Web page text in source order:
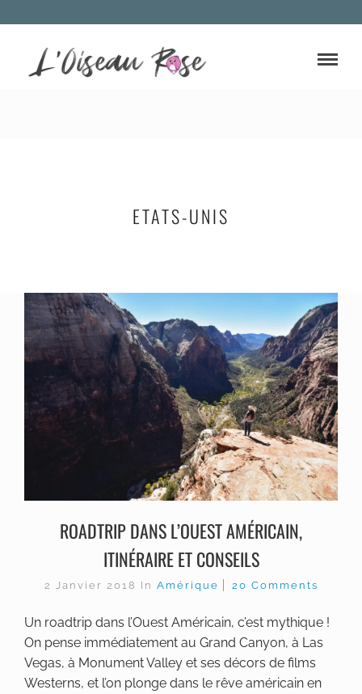
ETATS-UNIS
ROADTRIP DANS L’OUEST AMÉRICAIN,
ITINÉRAIRE ET CONSEILS
2 Janvier 2018 In Amérique 20 Comments
Un roadtrip dans l’Ouest Américain, c’est mythique !
On pense immédiatement au Grand Canyon, à Las
Vegas, à Monument Valley et ses décors de films
Westerns, et l’on plonge dans le rêve américain en